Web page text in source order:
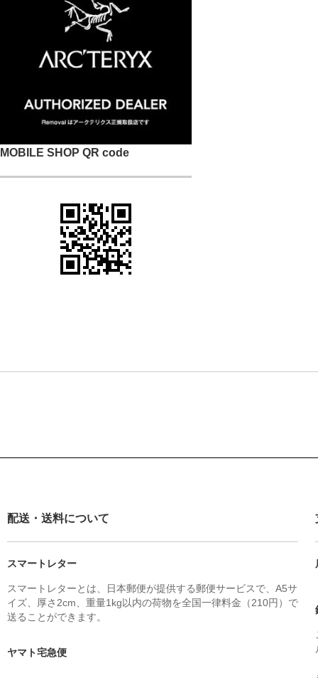
MOBILE SHOP QR code
配送・送料について
スマートレター
スマートレターとは、日本郵便が提供する郵便サービスで、A5サ
イズ、厚さ2cm、重量1kg以内の荷物を全国一律料金（210円）で
送ることができます。
ヤマト宅急便